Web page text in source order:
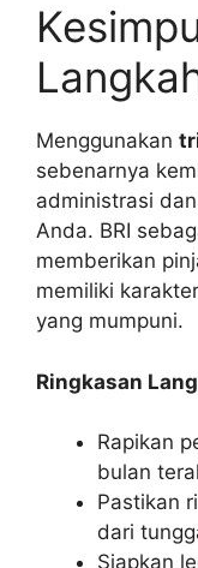
Menggunakan
sebenarnya
administrasi
Anda. BRI
memberikan
memiliki
yang mumpuni.
Ringkasan
Rapikan
bulan
Pastikan
dari
Siapkan